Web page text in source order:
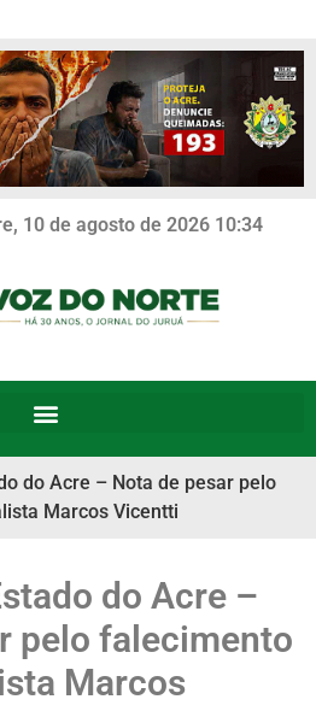
10 de agosto de 2026 10:34
do Acre – Nota de pesar pelo
Marcos Vicentti
do Acre –
pelo falecimento
Marcos